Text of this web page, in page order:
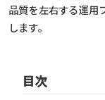
品質を左右する運用
します。
目次